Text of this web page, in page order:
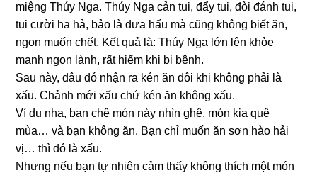
miệng Thúy Nga. Thúy Nga cản tui, đẩy tui, đòi đánh tui,
tui cười ha hả, bảo là dưa hấu mà cũng không biết ăn,
ngon muốn chết. Kết quả là: Thúy Nga lớn lên khỏe
mạnh ngon lành, rất hiếm khi bị bệnh.
Sau này, đâu đó nhận ra kén ăn đôi khi không phải là
xấu. Chảnh mới xấu chứ kén ăn không xấu.
Ví dụ nha, bạn chê món này nhìn ghê, món kia quê
mùa… và bạn không ăn. Bạn chỉ muốn ăn sơn hào hải
vị… thì đó là xấu.
Nhưng nếu bạn tự nhiên cảm thấy không thích một món